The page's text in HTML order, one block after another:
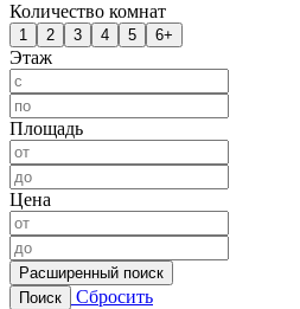
Количество комнат
1 2 3 4 5 6+
Этаж
Площадь
Цена
Расширенный поиск
Поиск
Сбросить